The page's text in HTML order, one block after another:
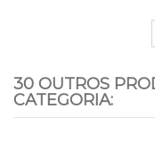
30 OUTROS
CATEGORIA: